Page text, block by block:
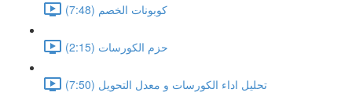
كوبونات الخصم (7:48)
حزم الكورسات (2:15)
تحليل اداء الكورسات و معدل التحويل (7:50)